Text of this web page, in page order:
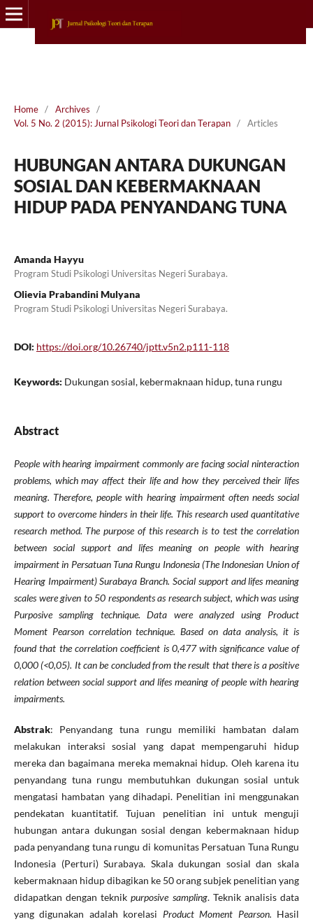
Home / Archives
/
Vol. 5 No. 2 (2015): Jurnal Psikologi Teori dan Terapan / Articles
HUBUNGAN ANTARA DUKUNGAN
SOSIAL DAN KEBERMAKNAAN
HIDUP PADA PENYANDANG TUNA
Amanda Hayyu
Program Studi Psikologi Universitas Negeri Surabaya.
Olievia Prabandini Mulyana
Program Studi Psikologi Universitas Negeri Surabaya.
DOI: https://doi.org/10.26740/jptt.v5n2.p111-118
Keywords: Dukungan sosial, kebermaknaan hidup, tuna rungu
Abstract
People with hearing impairment commonly are facing social ninteraction
problems, which may affect their life and how they perceived their lifes
meaning. Therefore, people with hearing impairment often needs social
support to overcome hinders in their life. This research used quantitative
research method. The purpose of this research is to test the correlation
between social support and lifes meaning on people with hearing
impairment in Persatuan Tuna Rungu Indonesia (The Indonesian Union of
Hearing Impairment) Surabaya Branch. Social support and lifes meaning
scales were given to 50 respondents as research subject, which was using
Purposive sampling technique. Data were analyzed using Product
Moment Pearson correlation technique. Based on data analysis, it is
found that the correlation coefficient is 0,477 with significance value of
0,000 (<0,05). It can be concluded from the result that there is a positive
relation between social support and lifes meaning of people with hearing
impairments.
Abstrak: Penyandang tuna rungu memiliki hambatan dalam
melakukan interaksi sosial yang dapat mempengaruhi hidup
mereka dan bagaimana mereka memaknai hidup. Oleh karena itu
penyandang tuna rungu membutuhkan dukungan sosial untuk
mengatasi hambatan yang dihadapi. Penelitian ini menggunakan
pendekatan kuantitatif. Tujuan penelitian ini untuk menguji
hubungan antara dukungan sosial dengan kebermaknaan hidup
pada penyandang tuna rungu di komunitas Persatuan Tuna Rungu
Indonesia (Perturi) Surabaya. Skala dukungan sosial dan skala
kebermaknaan hidup dibagikan ke 50 orang subjek penelitian yang
didapatkan dengan teknikpurposive sampling. Teknik analisis data
yang digunakan adalah korelasi Product Moment Pearson. Hasil